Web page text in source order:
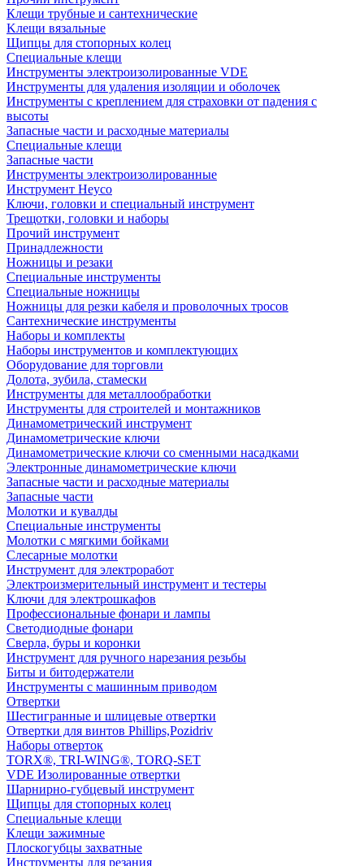
Клещи трубные и сантехнические
Kлещи вязальные
Щипцы для стопорных колец
Специальные клещи
Инструменты электроизолированные VDE
Инструменты для удаления изоляции и оболочек
Инструменты с креплением для страховки от падения с
высоты
Запасные части и расходные материалы
Специальные клещи
Запасные части
Инструменты электроизолированные
Инструмент Heyco
Ключи, головки и специальный инструмент
Трещотки, головки и наборы
Прочий инструмент
Принадлежности
Ножницы и резаки
Специальные инструменты
Специальные ножницы
Ножницы для резки кабеля и проволочных тросов
Сантехнические инструменты
Наборы и комплекты
Наборы инструментов и комплектующих
Оборудование для торговли
Долота, зубила, стамески
Инструменты для металлообработки
Инструменты для строителей и монтажников
Динамометрический инструмент
Динамометрические ключи
Динамометрические ключи со сменными насадками
Электронные динамометрические ключи
Запасные части и расходные материалы
Запасные части
Молотки и кувалды
Специальные инструменты
Молотки с мягкими бойками
Слесарные молотки
Инструмент для электроработ
Электроизмерительный инструмент и тестеры
Ключи для электрошкафов
Профессиональные фонари и лампы
Светодиодные фонари
Сверла, буры и коронки
Инструмент для ручного нарезания резьбы
Биты и битодержатели
Инструменты с машинным приводом
Отвертки
Шестигранные и шлицевые отвертки
Отвертки для винтов Phillips,Pozidriv
Наборы отверток
TORX®, TRI-WING®, TORQ-SET
VDE Изолированные отвертки
Шарнирно-губцевый инструмент
Щипцы для стопорных колец
Специальные клещи
Клещи зажимные
Плоскогубцы захватные
Инструменты для резания